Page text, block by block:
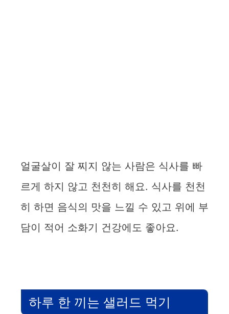
얼굴살이 잘 찌지 않는 사람은 식사를 빠
르게 하지 않고 천천히 해요. 식사를 천천
히 하면 음식의 맛을 느낄 수 있고 위에 부
담이 적어 소화기 건강에도 좋아요.
하루 한 끼는 샐러드 먹기